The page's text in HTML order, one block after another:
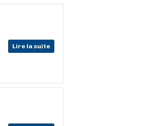
Lire la suite